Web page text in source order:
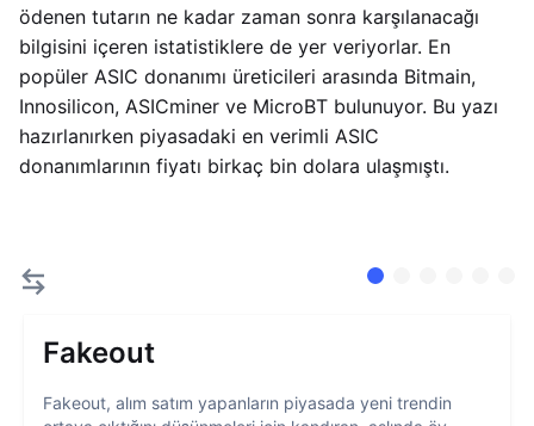
ödenen tutarın ne kadar zaman sonra karşılanacağı
bilgisini içeren istatistiklere de yer veriyorlar. En
popüler ASIC donanımı üreticileri arasında Bitmain,
Innosilicon, ASICminer ve MicroBT bulunuyor. Bu yazı
hazırlanırken piyasadaki en verimli ASIC
donanımlarının fiyatı birkaç bin dolara ulaşmıştı.
Fakeout
Fakeout, alım satım yapanların piyasada yeni trendin